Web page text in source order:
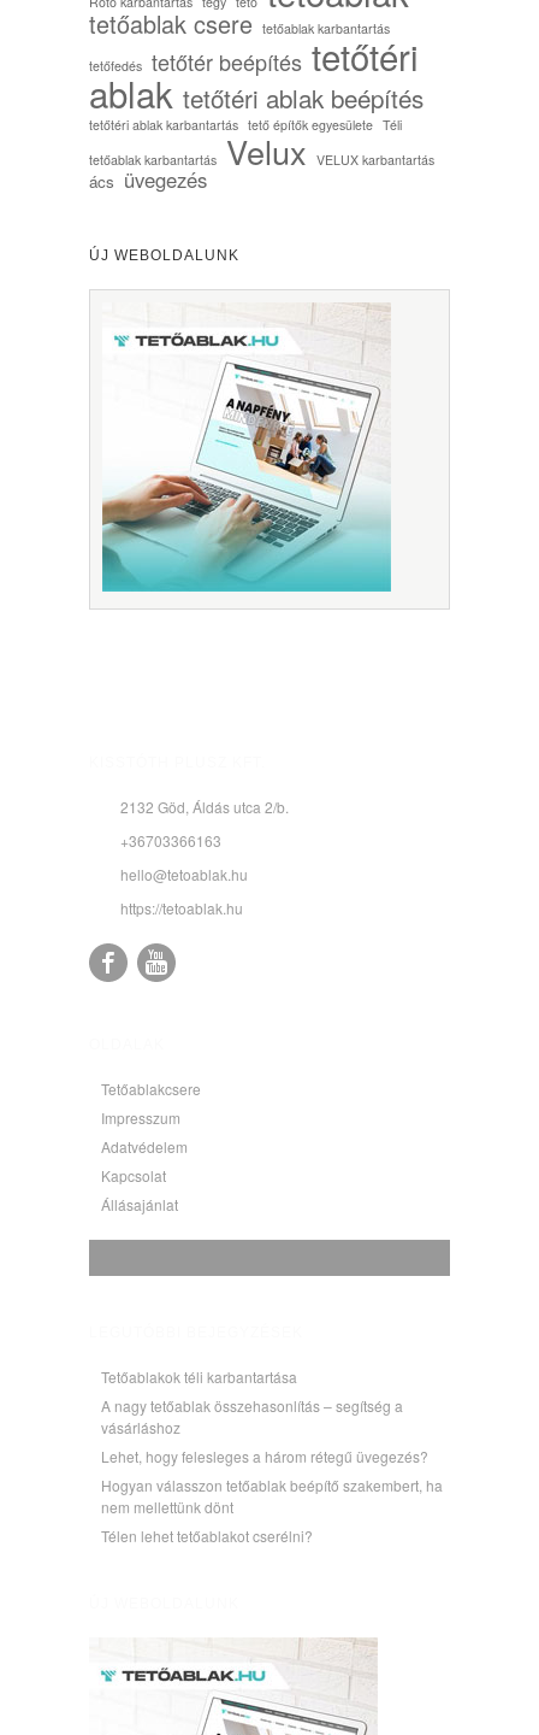
tetőablak csere tetőablak karbantartás
tetőfedés tetőtér beépítés tetőtéri
ablak tetőtéri ablak beépítés
tetőtéri ablak karbantartás tető építők egyesülete Téli
tetőablak karbantartás Velux VELUX karbantartás
ács üvegezés
ÚJ WEBOLDALUNK
2132 Göd, Áldás utca 2/b.
+36703366163
hello@tetoablak.hu
https://tetoablak.hu
Tetőablakcsere
Impresszum
Adatvédelem
Kapcsolat
Állásajánlat
Tetőablakok téli karbantartása
A nagy tetőablak összehasonlítás – segítség a
vásárláshoz
Lehet, hogy felesleges a három rétegű üvegezés?
Hogyan válasszon tetőablak beépítő szakembert, ha
nem mellettünk dönt
Télen lehet tetőablakot cserélni?